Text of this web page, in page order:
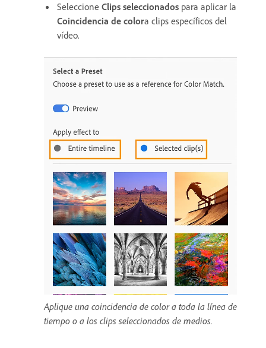
Seleccione Clips seleccionados para aplicar la
Coincidencia de colora clips específicos del
vídeo.
Aplique una coincidencia de color a toda la línea de
tiempo o a los clips seleccionados de medios.